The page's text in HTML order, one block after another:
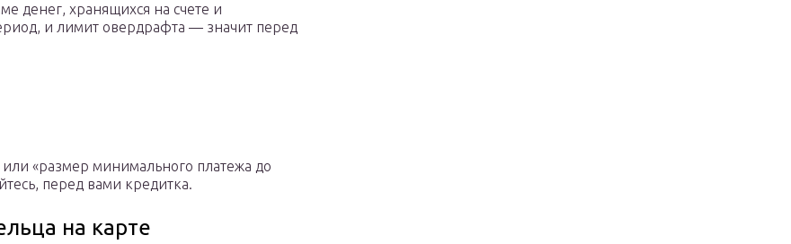
денег, хранящихся на счете и
и лимит овердрафта — значит перед
«размер минимального платежа до
перед вами кредитка.
на карте